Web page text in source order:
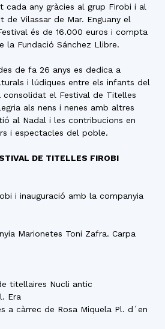
cada any gràcies al grup Firobi i al
de Vilassar de Mar. Enguany el
és de 16.000 euros i compta
la Fundació Sánchez Llibre.
de fa 26 anys es dedica a
i lúdiques entre els infants del
consolidat el Festival de Titelles
als nens i nenes amb altres
al Nadal i les contribucions en
i espectacles del poble.
DE TITELLES FIROBI
i inauguració amb la companyia
Marionetes Toni Zafra. Carpa
titellaires Nucli antic
Era
a càrrec de Rosa Miquela Pl. d´en